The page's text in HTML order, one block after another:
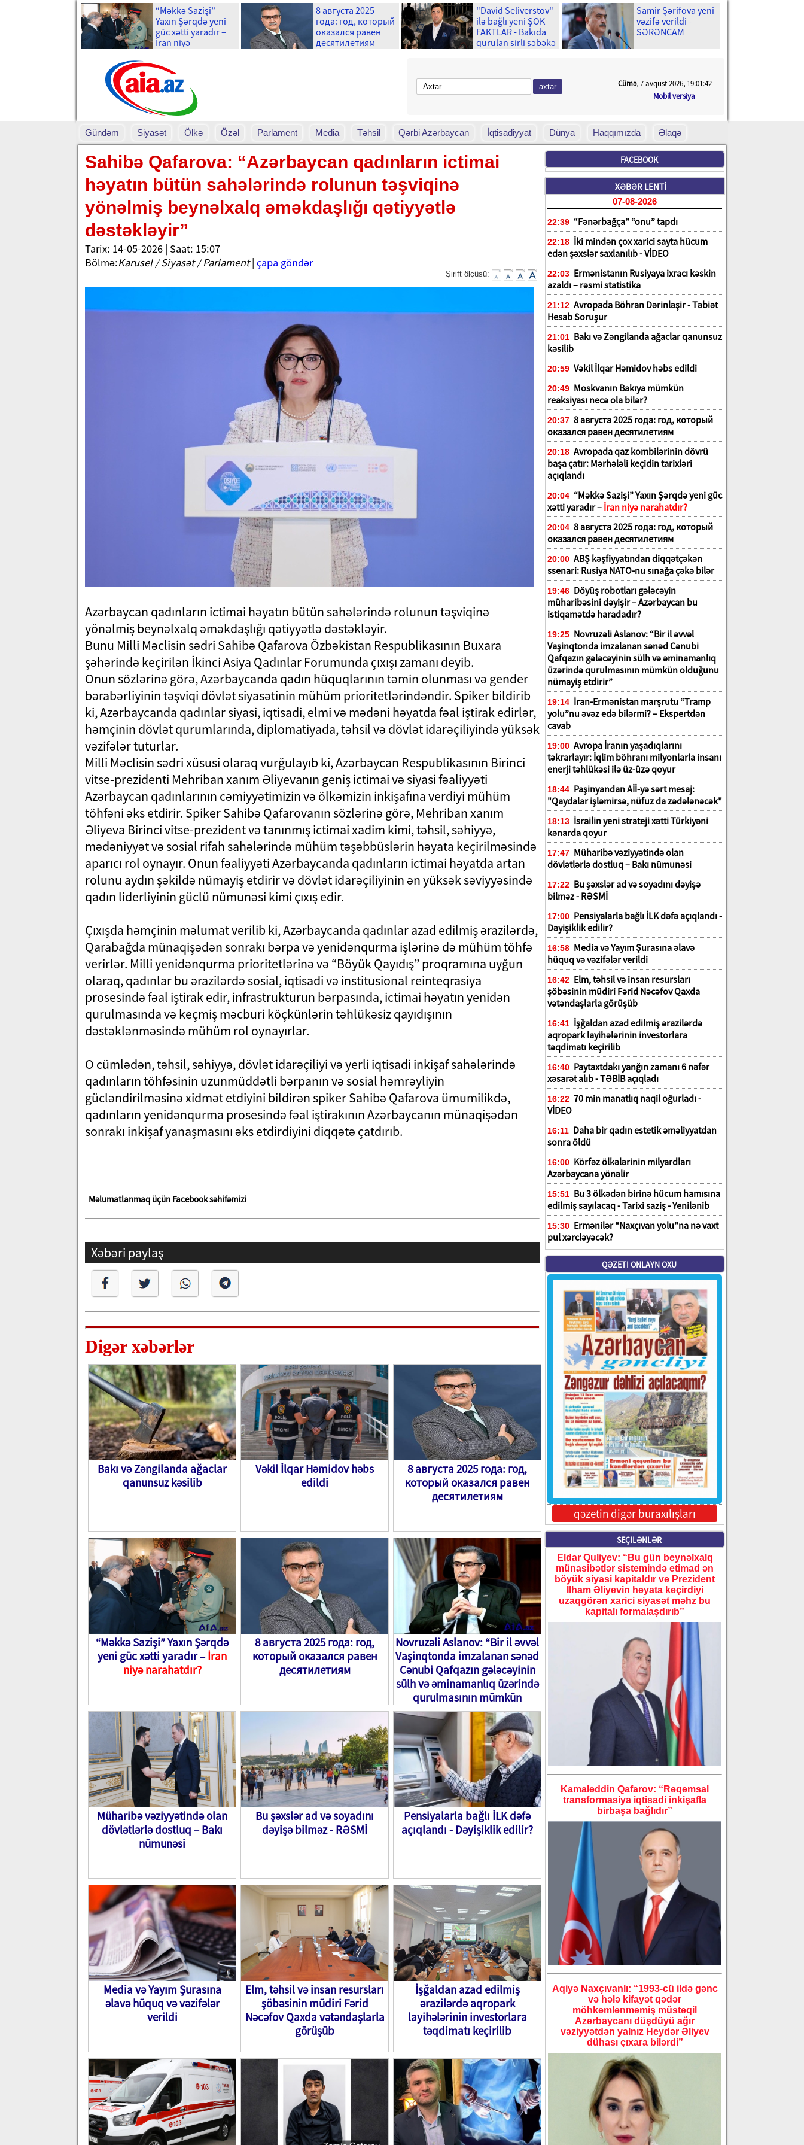
“Məkkə Sazişi”
Yaxın Şərqdə yeni
güc xətti yaradır –
İran niyə
8 августа 2025
года: год, который
оказался равен
десятилетиям
"David Seliverstov"
ilə bağlı yeni ŞOK
FAKTLAR - Bakıda
qurulan sirli şəbəkə
Samir Şərifova yeni
vəzifə verildi -
SƏRƏNCAM
Mobil versiya
Cümə, 7 avqust 2026, 19:01:44
Gündəm Siyasət Ölkə Özəl Parlament Media Təhsil Qərbi Azərbaycan İqtisadiyyat Dünya Haqqımızda Əlaqə
Sahibə Qafarova: “Azərbaycan qadınların ictimai
həyatın bütün sahələrində rolunun təşviqinə
yönəlmiş beynəlxalq əməkdaşlığı qətiyyətlə
dəstəkləyir”
Tarix: 14-05-2026 | Saat: 15:07
Bölmə:Karusel / Siyasət / Parlament| çapa göndər
Şirift ölçüsü:
Azərbaycan qadınların ictimai həyatın bütün sahələrində rolunun təşviqinə
yönəlmiş beynəlxalq əməkdaşlığı qətiyyətlə dəstəkləyir.
Bunu Milli Məclisin sədri Sahibə Qafarova Özbəkistan Respublikasının Buxara
şəhərində keçirilən İkinci Asiya Qadınlar Forumunda çıxışı zamanı deyib.
Onun sözlərinə görə, Azərbaycanda qadın hüquqlarının təmin olunması və gender
bərabərliyinin təşviqi dövlət siyasətinin mühüm prioritetlərindəndir. Spiker bildirib
ki, Azərbaycanda qadınlar siyasi, iqtisadi, elmi və mədəni həyatda fəal iştirak edirlər,
həmçinin dövlət qurumlarında, diplomatiyada, təhsil və dövlət idarəçiliyində yüksək
vəzifələr tuturlar.
Milli Məclisin sədri xüsusi olaraq vurğulayıb ki, Azərbaycan Respublikasının Birinci
vitse-prezidenti Mehriban xanım Əliyevanın geniş ictimai və siyasi fəaliyyəti
Azərbaycan qadınlarının cəmiyyətimizin və ölkəmizin inkişafına verdiyi mühüm
töhfəni əks etdirir. Spiker Sahibə Qafarovanın sözlərinə görə, Mehriban xanım
Əliyeva Birinci vitse-prezident və tanınmış ictimai xadim kimi, təhsil, səhiyyə,
mədəniyyət və sosial rifah sahələrində mühüm təşəbbüslərin həyata keçirilməsində
aparıcı rol oynayır. Onun fəaliyyəti Azərbaycanda qadınların ictimai həyatda artan
rolunu aydın şəkildə nümayiş etdirir və dövlət idarəçiliyinin ən yüksək səviyyəsində
qadın liderliyinin güclü nümunəsi kimi çıxış edir.
Çıxışda həmçinin məlumat verilib ki, Azərbaycanda qadınlar azad edilmiş ərazilərdə,
Qarabağda münaqişədən sonrakı bərpa və yenidənqurma işlərinə də mühüm töhfə
verirlər. Milli yenidənqurma prioritetlərinə və “Böyük Qayıdış” proqramına uyğun
olaraq, qadınlar bu ərazilərdə sosial, iqtisadi və institusional reinteqrasiya
prosesində fəal iştirak edir, infrastrukturun bərpasında, ictimai həyatın yenidən
qurulmasında və keçmiş məcburi köçkünlərin təhlükəsiz qayıdışının
dəstəklənməsində mühüm rol oynayırlar.
O cümlədən, təhsil, səhiyyə, dövlət idarəçiliyi və yerli iqtisadi inkişaf sahələrində
qadınların töhfəsinin uzunmüddətli bərpanın və sosial həmrəyliyin
gücləndirilməsinə xidmət etdiyini bildirən spiker Sahibə Qafarova ümumilikdə,
qadınların yenidənqurma prosesində fəal iştirakının Azərbaycanın münaqişədən
sonrakı inkişaf yanaşmasını əks etdirdiyini diqqətə çatdırıb.
Məlumatlanmaq üçün Facebook səhifəmizi
Xəbəri paylaş
Digər xəbərlər
Bakı və Zəngilanda ağaclar
qanunsuz kəsilib
Vəkil İlqar Həmidov həbs
edildi
8 августа 2025 года: год,
который оказался равен
десятилетиям
“Məkkə Sazişi” Yaxın Şərqdə
yeni güc xətti yaradır –İran
niyə narahatdır?
8 августа 2025 года: год,
который оказался равен
десятилетиям
Novruzəli Aslanov: “Bir il əvvəl
Vaşinqtonda imzalanan sənəd
Cənubi Qafqazın gələcəyinin
sülh və əminamanlıq üzərində
qurulmasının mümkün
olduğunu nümayiş etdirir”
Müharibə vəziyyətində olan
dövlətlərlə dostluq – Bakı
nümunəsi
Bu şəxslər ad və soyadını
dəyişə bilməz - RƏSMİ
Pensiyalarla bağlı İLK dəfə
açıqlandı - Dəyişiklik edilir?
Media və Yayım Şurasına
əlavə hüquq və vəzifələr
verildi
Elm, təhsil və insan resursları
şöbəsinin müdiri Fərid
Nəcəfov Qaxda vətəndaşlarla
görüşüb
İşğaldan azad edilmiş
ərazilərdə aqropark
layihələrinin investorlara
təqdimatı keçirilib
FACEBOOK
XƏBƏR LENTİ
07-08-2026
22:39 “Fənərbağça” “onu” tapdı
22:18 İki mindən çox xarici sayta hücum
edən şəxslər saxlanılıb - VİDEO
22:03 Ermənistanın Rusiyaya ixracı kəskin
azaldı – rəsmi statistika
21:12 Avropada Böhran Dərinləşir - Təbiət
Hesab Soruşur
21:01 Bakı və Zəngilanda ağaclar qanunsuz
kəsilib
20:59 Vəkil İlqar Həmidov həbs edildi
20:49 Moskvanın Bakıya mümkün
reaksiyası necə ola bilər?
20:37 8 августа 2025 года: год, который
оказался равен десятилетиям
20:18 Avropada qaz kombilərinin dövrü
başa çatır: Mərhələli keçidin tarixləri
açıqlandı
20:04 “Məkkə Sazişi” Yaxın Şərqdə yeni güc
xətti yaradır – İran niyə narahatdır?
20:04 8 августа 2025 года: год, который
оказался равен десятилетиям
20:00 ABŞ kəşfiyyatından diqqətçəkən
ssenari: Rusiya NATO-nu sınağa çəkə bilər
19:46 Döyüş robotları gələcəyin
müharibəsini dəyişir – Azərbaycan bu
istiqamətdə haradadır?
19:25 Novruzəli Aslanov: “Bir il əvvəl
Vaşinqtonda imzalanan sənəd Cənubi
Qafqazın gələcəyinin sülh və əminamanlıq
üzərində qurulmasının mümkün olduğunu
nümayiş etdirir”
19:14 İran-Ermənistan marşrutu “Tramp
yolu”nu əvəz edə bilərmi? – Ekspertdən
cavab
19:00 Avropa İranın yaşadıqlarını
təkrarlayır: İqlim böhranı milyonlarla insanı
enerji təhlükəsi ilə üz-üzə qoyur
18:44 Paşinyandan Aİİ-yə sərt mesaj:
"Qaydalar işləmirsə, nüfuz da zədələnəcək"
18:13 İsrailin yeni strateji xətti Türkiyəni
kənarda qoyur
17:47 Müharibə vəziyyətində olan
dövlətlərlə dostluq – Bakı nümunəsi
17:22 Bu şəxslər ad və soyadını dəyişə
bilməz - RƏSMİ
17:00 Pensiyalarla bağlı İLK dəfə açıqlandı -
Dəyişiklik edilir?
16:58 Media və Yayım Şurasına əlavə
hüquq və vəzifələr verildi
16:42 Elm, təhsil və insan resursları
şöbəsinin müdiri Fərid Nəcəfov Qaxda
vətəndaşlarla görüşüb
16:41 İşğaldan azad edilmiş ərazilərdə
aqropark layihələrinin investorlara
təqdimatı keçirilib
16:40 Paytaxtdakı yanğın zamanı 6 nəfər
xəsarət alıb - TƏBİB açıqladı
16:22 70 min manatlıq naqil oğurladı -
VİDEO
16:11 Daha bir qadın estetik əməliyyatdan
sonra öldü
16:00 Körfəz ölkələrinin milyardları
Azərbaycana yönəlir
15:51 Bu 3 ölkədən birinə hücum hamısına
edilmiş sayılacaq - Tarixi saziş - Yenilənib
15:30 Ermənilər “Naxçıvan yolu”na nə vaxt
pul xərcləyəcək?
QƏZETI ONLAYN OXU
qəzetin digər buraxılışları
SEÇILƏNLƏR
Eldar Quliyev: “Bu gün beynəlxalq
münasibətlər sistemində etimad ən
böyük siyasi kapitaldır və Prezident
İlham Əliyevin həyata keçirdiyi
uzaqgörən xarici siyasət məhz bu
kapitalı formalaşdırıb”
Kamaləddin Qafarov: “Rəqəmsal
transformasiya iqtisadi inkişafla
birbaşa bağlıdır”
Aqiyə Naxçıvanlı: “1993-cü ildə gənc
və hələ kifayət qədər
möhkəmlənməmiş müstəqil
Azərbaycanı düşdüyü ağır
vəziyyətdən yalnız Heydər Əliyev
dühası çıxara bilərdi”